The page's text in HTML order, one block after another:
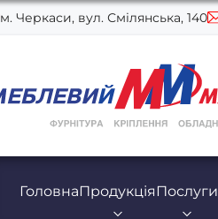
м. Черкаси, вул. Смілянська, 140
ГоловнаПродукція Послуги